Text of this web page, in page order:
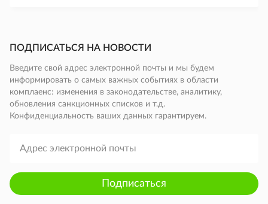
ПОДПИСАТЬСЯ НА НОВОСТИ
Введите свой адрес электронной почты и мы будем
информировать о самых важных событиях в области
комплаенс: изменения в законодательстве, аналитику,
обновления санкционных списков и т.д.
Конфиденциальность ваших данных гарантируем.
Подписаться